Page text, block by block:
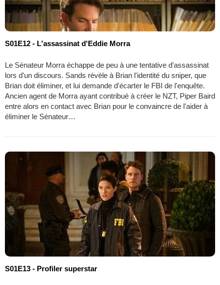
S01E12 - L'assassinat d'Eddie Morra
Le Sénateur Morra échappe de peu à une tentative d'assassinat
lors d'un discours. Sands révèle à Brian l'identité du sniper, que
Brian doit éliminer, et lui demande d'écarter le FBI de l'enquête.
Ancien agent de Morra ayant contribué à créer le NZT, Piper Baird
entre alors en contact avec Brian pour le convaincre de l'aider à
éliminer le Sénateur…
S01E13 - Profiler superstar